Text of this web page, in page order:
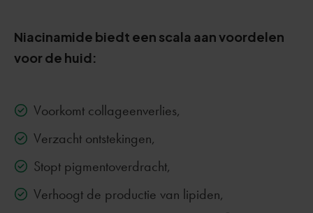
Niacinamide biedt een scala aan voordelen
voor de huid:
Voorkomt collageenverlies,
Verzacht ontstekingen,
Stopt pigmentoverdracht,
Verhoogt de productie van lipiden,